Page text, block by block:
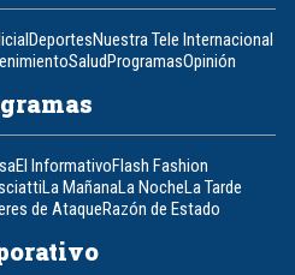
DeportesNuestra Tele Internacional
SaludProgramasOpinión
El InformativoFlash Fashion
La MañanaLa NocheLa Tarde
de AtaqueRazón de Estado